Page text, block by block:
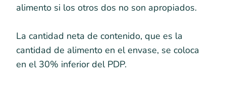
alimento si los otros dos no son apropiados.
La cantidad neta de contenido, que es la
cantidad de alimento en el envase, se coloca
en el 30% inferior del PDP.